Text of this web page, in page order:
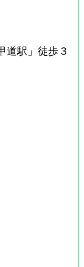
道駅」徒歩３